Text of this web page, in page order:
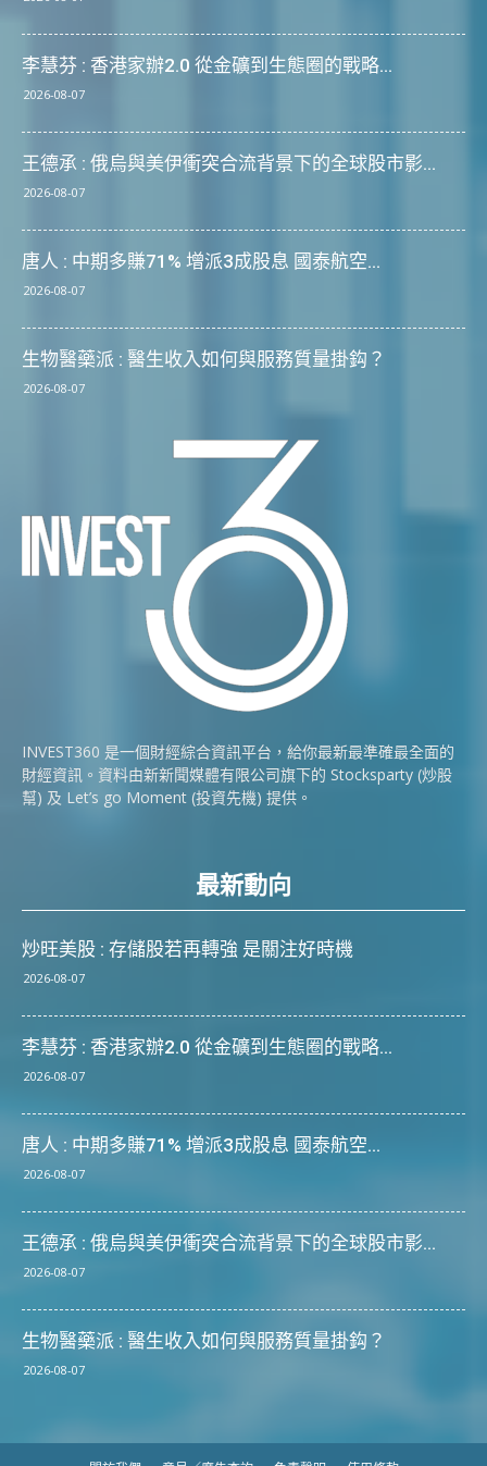
李慧芬 : 香港家辦2.0 從金礦到生態圈的戰略...
2026-08-07
王德承 : 俄烏與美伊衝突合流背景下的全球股市影...
2026-08-07
唐人 : 中期多賺71% 增派3成股息 國泰航空...
2026-08-07
生物醫藥派 : 醫生收入如何與服務質量掛鈎？
2026-08-07
INVEST360 是一個財經綜合資訊平台，給你最新最準確最全面的
財經資訊。資料由新新聞媒體有限公司旗下的 Stocksparty (炒股
幫) 及 Let’s go Moment (投資先機) 提供。
最新動向
炒旺美股 : 存儲股若再轉強 是關注好時機
2026-08-07
李慧芬 : 香港家辦2.0 從金礦到生態圈的戰略...
2026-08-07
唐人 : 中期多賺71% 增派3成股息 國泰航空...
2026-08-07
王德承 : 俄烏與美伊衝突合流背景下的全球股市影...
2026-08-07
生物醫藥派 : 醫生收入如何與服務質量掛鈎？
2026-08-07